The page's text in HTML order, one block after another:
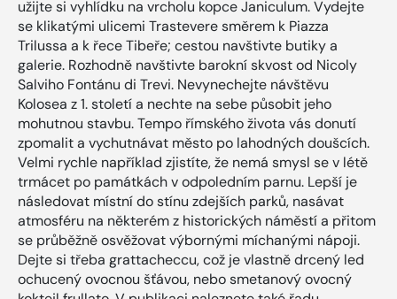
užijte si vyhlídku na vrcholu kopce Janiculum. Vydejte
se klikatými ulicemi Trastevere směrem k Piazza
Trilussa a k řece Tibeře; cestou navštivte butiky a
galerie. Rozhodně navštivte barokní skvost od Nicoly
Salviho Fontánu di Trevi. Nevynechejte návštěvu
Kolosea z 1. století a nechte na sebe působit jeho
mohutnou stavbu. Tempo římského života vás donutí
zpomalit a vychutnávat město po lahodných doušcích.
Velmi rychle například zjistíte, že nemá smysl se v létě
trmácet po památkách v odpoledním parnu. Lepší je
následovat místní do stínu zdejších parků, nasávat
atmosféru na některém z historických náměstí a přitom
se průběžně osvěžovat výbornými míchanými nápoji.
Dejte si třeba grattacheccu, což je vlastně drcený led
ochucený ovocnou šťávou, nebo smetanový ovocný